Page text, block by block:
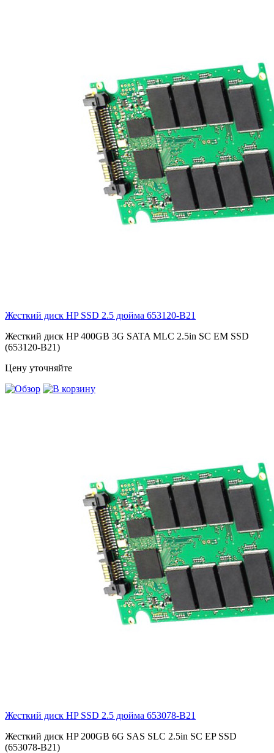
Жесткий диск HP SSD 2.5 дюйма 653120-B21
Жесткий диск HP 400GB 3G SATA MLC 2.5in SC EM SSD
(653120-B21)
Цену уточняйте
Жесткий диск HP SSD 2.5 дюйма 653078-B21
Жесткий диск HP 200GB 6G SAS SLC 2.5in SC EP SSD
(653078-B21)